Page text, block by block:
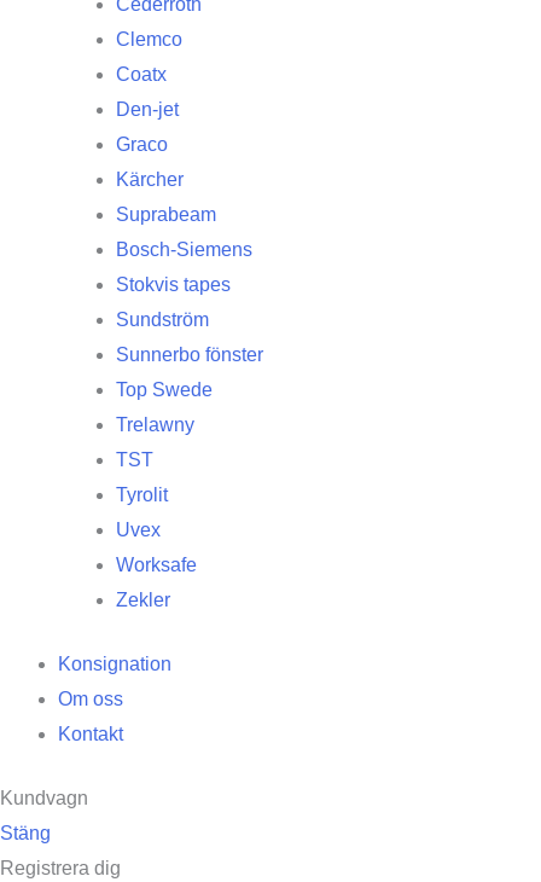
Cederroth
Clemco
Coatx
Den-jet
Graco
Kärcher
Suprabeam
Bosch-Siemens
Stokvis tapes
Sundström
Sunnerbo fönster
Top Swede
Trelawny
TST
Tyrolit
Uvex
Worksafe
Zekler
Konsignation
Om oss
Kontakt
Kundvagn
Stäng
Registrera dig